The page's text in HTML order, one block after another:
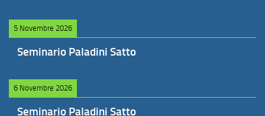
5 Novembre 2026
Seminario Paladini Satto
6 Novembre 2026
Seminario Paladini Satto